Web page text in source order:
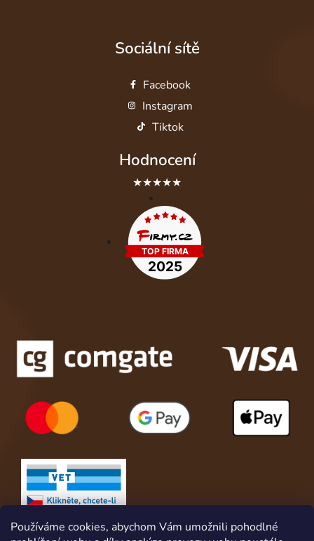
Používáme cookies, abychom Vám umožnili pohodlné
Sociální sítě
Facebook
Instagram
Tiktok
Hodnocení
★★★★★